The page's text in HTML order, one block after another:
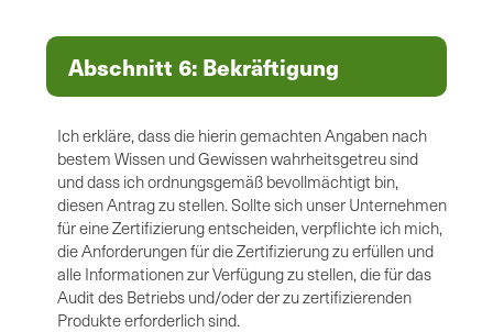
Abschnitt 6: Bekräftigung
Ich erkläre, dass die hierin gemachten Angaben nach
bestem Wissen und Gewissen wahrheitsgetreu sind
und dass ich ordnungsgemäß bevollmächtigt bin,
diesen Antrag zu stellen. Sollte sich unser Unternehmen
für eine Zertifizierung entscheiden, verpflichte ich mich,
die Anforderungen für die Zertifizierung zu erfüllen und
alle Informationen zur Verfügung zu stellen, die für das
Audit des Betriebs und/oder der zu zertifizierenden
Produkte erforderlich sind.